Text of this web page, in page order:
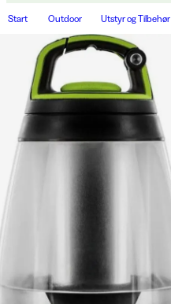
Start Outdoor Utstyr og Tilbehør